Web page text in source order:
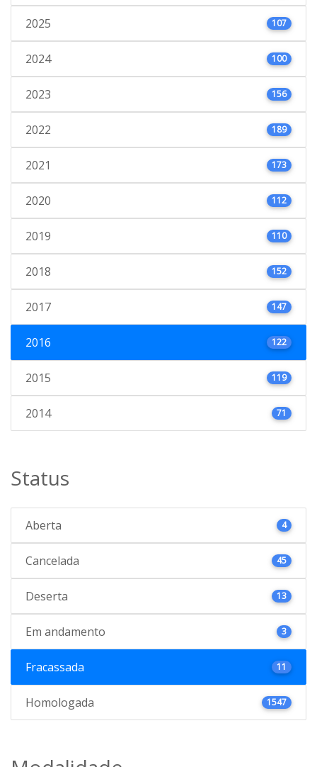
2025 107
2024 100
2023 156
2022 189
2021 173
2020 112
2019 110
2018 152
2017 147
2016 122
2015 119
2014 71
Status
Aberta 4
Cancelada 45
Deserta 13
Em andamento 3
Fracassada 11
Homologada 1547